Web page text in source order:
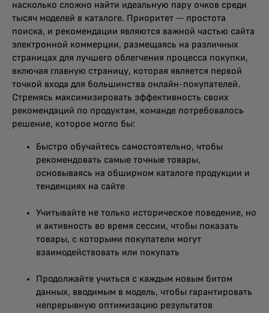
насколько сложно найти идеальную пару очков среди
тысяч моделей в каталоге. Приоритет — простота
поиска, и рекомендации являются важной частью сайта
электронной коммерции, размещаясь на различных
страницах для лучшего облегчения процесса покупки,
включая главную страницу, которая является первой
точкой входа для большинства онлайн-покупателей.
Стремясь максимизировать эффективность своих
рекомендаций по продуктам, команде потребовалось
решение, которое могло бы:
Быстро обучайтесь самостоятельно, чтобы
рекомендовать самые точные товары,
основываясь на обширном каталоге продукции и
тенденциях на сайте
Учитывайте не только историческое поведение, но
и активность во время сессии, чтобы показать
товары, с которыми покупатели могут
взаимодействовать или покупать
Продолжайте учиться с каждым новым битом
данных, вводимым в модель, чтобы гарантировать
непрерывную оптимизацию результатов